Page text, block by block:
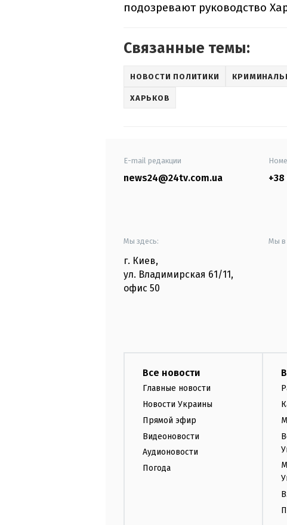
подозревают руководство
Связанные темы:
НОВОСТИ ПОЛИТИКИ
ХАРЬКОВ
E-mail редакции
news24@24tv.com.ua
Мы здесь:
г. Киев,
ул. Владимирская 61/11,
офис 50
Мы в
Все новости
Главные новости
Новости Украины
Прямой эфир
Видеоновости
Аудионовости
Погода